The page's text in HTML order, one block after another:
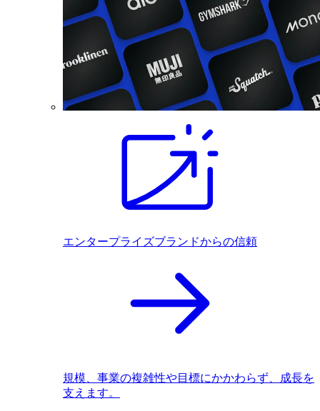
エンタープライズブランドからの信頼
規模、事業の複雑性や目標にかかわらず、成長を
支えます。